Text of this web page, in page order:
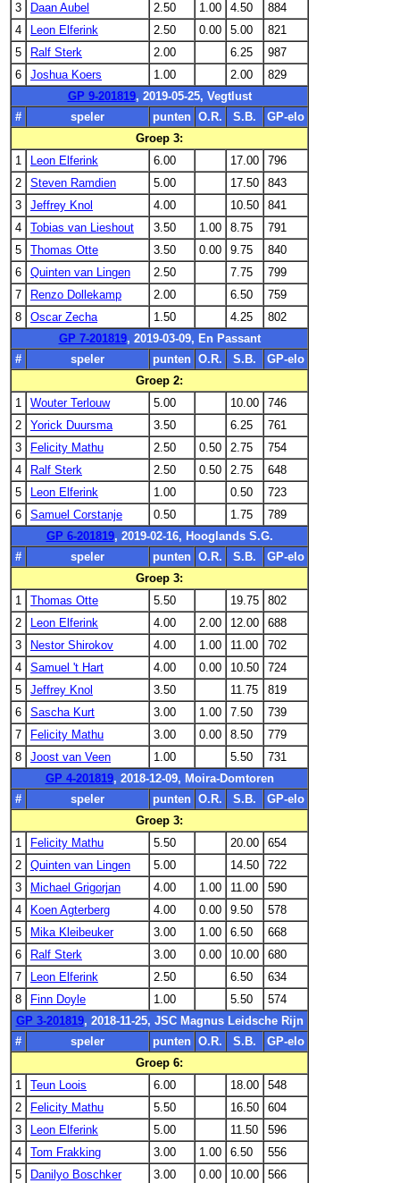
3
Daan Aubel 2.50 1.00 4.50
884
4
Leon Elferink 2.50 0.00 5.00
821
5
Ralf Sterk 2.00 6.25
987
6
Joshua Koers 1.00 2.00
829
GP 9-201819, 2019-05-25, Vegtlust
#
speler punten O.R. S.B.
GP-elo
Groep 3:
1
Leon Elferink 6.00 17.00
796
2
Steven Ramdien 5.00 17.50
843
3
Jeffrey Knol 4.00 10.50
841
4
Tobias van Lieshout 3.50 1.00 8.75
791
5
Thomas Otte 3.50 0.00 9.75
840
6
Quinten van Lingen 2.50 7.75
799
7
Renzo Dollekamp 2.00 6.50
759
8
Oscar Zecha 1.50 4.25
802
GP 7-201819, 2019-03-09, En Passant
#
speler punten O.R. S.B.
GP-elo
Groep 2:
1
Wouter Terlouw 5.00 10.00
746
2
Yorick Duursma 3.50 6.25
761
3
Felicity Mathu 2.50 0.50 2.75
754
4
Ralf Sterk 2.50 0.50 2.75
648
5
Leon Elferink 1.00 0.50
723
6
Samuel Corstanje 0.50 1.75
789
GP 6-201819, 2019-02-16, Hooglands S.G.
#
speler punten O.R. S.B.
GP-elo
Groep 3:
1
Thomas Otte 5.50 19.75
802
2
Leon Elferink 4.00 2.00 12.00
688
3
Nestor Shirokov 4.00 1.00 11.00
702
4
Samuel 't Hart 4.00 0.00 10.50
724
5
Jeffrey Knol 3.50 11.75
819
6
Sascha Kurt 3.00 1.00 7.50
739
7
Felicity Mathu 3.00 0.00 8.50
779
8
Joost van Veen 1.00 5.50
731
GP 4-201819, 2018-12-09, Moira-Domtoren
#
speler punten O.R. S.B.
GP-elo
Groep 3:
1
Felicity Mathu 5.50 20.00
654
2
Quinten van Lingen 5.00 14.50
722
3
Michael Grigorjan 4.00 1.00 11.00
590
4
Koen Agterberg 4.00 0.00 9.50
578
5
Mika Kleibeuker 3.00 1.00 6.50
668
6
Ralf Sterk 3.00 0.00 10.00
680
7
Leon Elferink 2.50 6.50
634
8
Finn Doyle 1.00 5.50
574
GP 3-201819, 2018-11-25, JSC Magnus Leidsche Rijn
#
speler punten O.R. S.B.
GP-elo
Groep 6:
1
Teun Loois 6.00 18.00
548
2
Felicity Mathu 5.50 16.50
604
3
Leon Elferink 5.00 11.50
596
4
Tom Frakking 3.00 1.00 6.50
556
5
Danilyo Boschker 3.00 0.00 10.00
566